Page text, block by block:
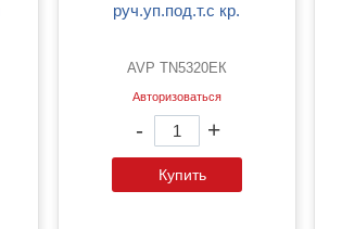
руч.уп.под.т.с кр.
AVP TN5320EК
Авторизоваться
- +
Купить